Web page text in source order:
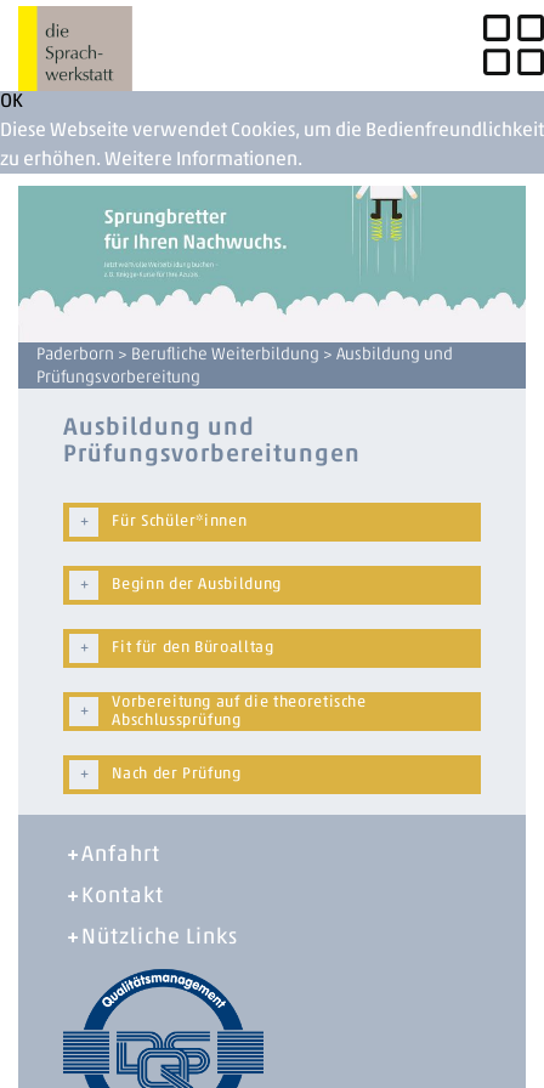
OK
Diese Webseite verwendet Cookies, um die Bedienfreundlichkeit
zu erhöhen. Weitere Informationen.
Paderborn > Berufliche Weiterbildung > Ausbildung und
Prüfungsvorbereitung
Ausbildung und
Prüfungsvorbereitungen
Für Schüler*innen
Beginn der Ausbildung
Fit für den Büroalltag
Vorbereitung auf die theoretische
Abschlussprüfung
Nach der Prüfung
Anfahrt
Kontakt
Nützliche Links